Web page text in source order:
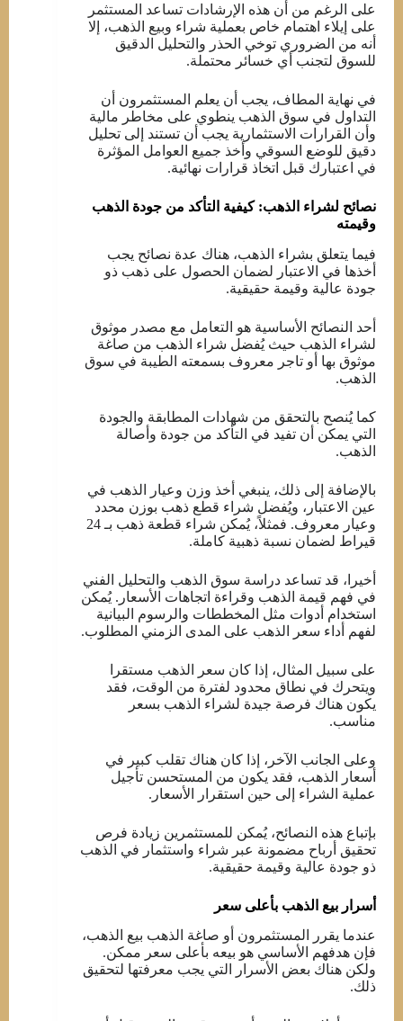
على الرغم من أن هذه الإرشادات تساعد المستثمر
على إيلاء اهتمام خاص بعملية شراء وبيع الذهب، إلا
أنه من الضروري توخي الحذر والتحليل الدقيق
للسوق لتجنب أي خسائر محتملة.
في نهاية المطاف، يجب أن يعلم المستثمرون أن
التداول في سوق الذهب ينطوي على مخاطر مالية
وأن القرارات الاستثمارية يجب أن تستند إلى تحليل
دقيق للوضع السوقي وأخذ جميع العوامل المؤثرة
في اعتبارك قبل اتخاذ قرارات نهائية.
نصائح لشراء الذهب: كيفية التأكد من جودة الذهب
وقيمته
فيما يتعلق بشراء الذهب، هناك عدة نصائح يجب
أخذها في الاعتبار لضمان الحصول على ذهب ذو
جودة عالية وقيمة حقيقية.
أحد النصائح الأساسية هو التعامل مع مصدر موثوق
لشراء الذهب حيث يُفضل شراء الذهب من صاغة
موثوق بها أو تاجر معروف بسمعته الطيبة في سوق
الذهب.
كما يُنصح بالتحقق من شهادات المطابقة والجودة
التي يمكن أن تفيد في التأكد من جودة وأصالة
الذهب.
بالإضافة إلى ذلك، ينبغي أخذ وزن وعيار الذهب في
عين الاعتبار، ويُفضل شراء قطع ذهب بوزن محدد
وعيار معروف. فمثلاً، يُمكن شراء قطعة ذهب بـ 24
قيراط لضمان نسبة ذهبية كاملة.
أخيرا، قد تساعد دراسة سوق الذهب والتحليل الفني
في فهم قيمة الذهب وقراءة اتجاهات الأسعار. يُمكن
استخدام أدوات مثل المخططات والرسوم البيانية
لفهم أداء سعر الذهب على المدى الزمني المطلوب.
على سبيل المثال، إذا كان سعر الذهب مستقرا
ويتحرك في نطاق محدود لفترة من الوقت، فقد
يكون هناك فرصة جيدة لشراء الذهب بسعر
مناسب.
وعلى الجانب الآخر، إذا كان هناك تقلب كبير في
أسعار الذهب، فقد يكون من المستحسن تأجيل
عملية الشراء إلى حين استقرار الأسعار.
بإتباع هذه النصائح، يُمكن للمستثمرين زيادة فرص
تحقيق أرباح مضمونة عبر شراء واستثمار في الذهب
ذو جودة عالية وقيمة حقيقية.
أسرار بيع الذهب بأعلى سعر
عندما يقرر المستثمرون أو صاغة الذهب بيع الذهب،
فإن هدفهم الأساسي هو بيعه بأعلى سعر ممكن.
ولكن هناك بعض الأسرار التي يجب معرفتها لتحقيق
ذلك.